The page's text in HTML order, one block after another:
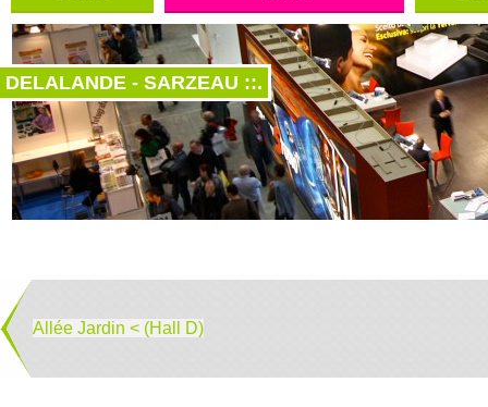
DELALANDE - SARZEAU ::.
Allée Jardin < (Hall D)